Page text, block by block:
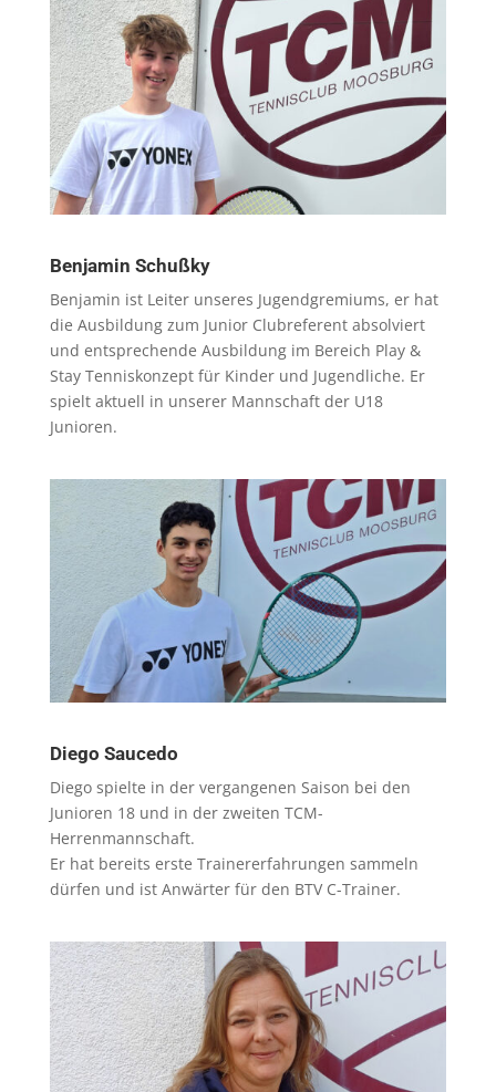
Benjamin Schußky
Benjamin ist Leiter unseres Jugendgremiums, er hat
die Ausbildung zum Junior Clubreferent absolviert
und entsprechende Ausbildung im Bereich Play &
Stay Tenniskonzept für Kinder und Jugendliche. Er
spielt aktuell in unserer Mannschaft der U18
Junioren.
Diego Saucedo
Diego spielte in der vergangenen Saison bei den
Junioren 18 und in der zweiten TCM-
Herrenmannschaft.
Er hat bereits erste Trainererfahrungen sammeln
dürfen und ist Anwärter für den BTV C-Trainer.